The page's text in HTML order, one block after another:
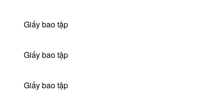
Giấy bao tập
Giấy bao tập
Giấy bao tập